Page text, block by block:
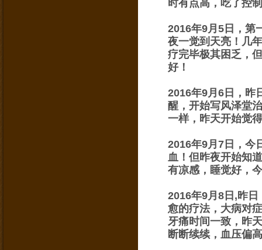
时有点高，吃了控
2016年9月5日，第
夜一觉到天亮！几
疗完毕极其困乏，
好！
2016年9月6日，昨
醒，开始写风泽堂
一样，昨天开始觉
2016年9月7日，今
血！但昨夜开始知
有凉感，睡觉好，
2016年9月8日,昨
愈的疗法，大病对
牙痛时间一致，昨
断断续续，血压偏